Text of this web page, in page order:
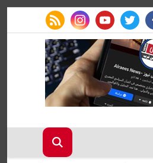
twitter
youtube
instagram
rss feed